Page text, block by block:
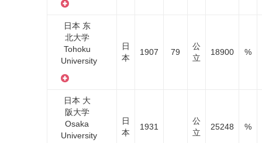
日本 东
北大学
Tohoku
University
日
本
1907 79
公
立
18900 %
日本 大
阪大学
Osaka
University
日
本
1931
公
立
25248 %